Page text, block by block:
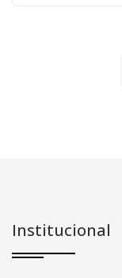
Institucional